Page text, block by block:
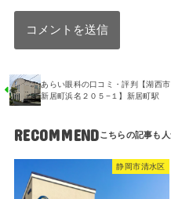
あらい眼科の口コミ・評判【湖西市
新居町浜名２０５−１】新居町駅
RECOMMEND
静岡市清水区